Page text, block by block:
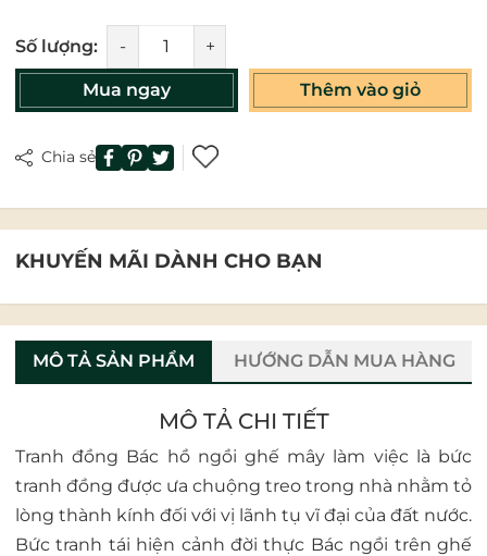
Số lượng: - +
Mua ngay Thêm vào giỏ
Chia sẻ
KHUYẾN MÃI DÀNH CHO BẠN
MÔ TẢ SẢN PHẨM HƯỚNG DẪN MUA HÀNG
MÔ TẢ CHI TIẾT
Tranh đồng Bác hồ ngồi ghế mây làm việc là bức
tranh đồng được ưa chuộng treo trong nhà nhằm tỏ
lòng thành kính đối với vị lãnh tụ vĩ đại của đất nước.
Bức tranh tái hiện cảnh đời thực Bác ngồi trên ghế